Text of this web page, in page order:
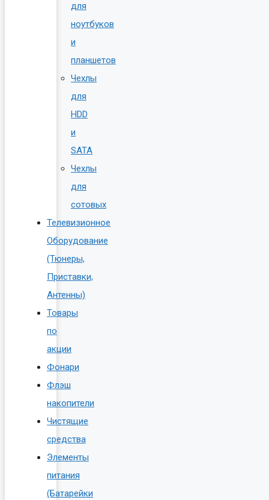
для
ноутбуков
и
планшетов
Чехлы
для
HDD
и
SATA
Чехлы
для
сотовых
Телевизионное
Оборудование
(Тюнеры,
Приставки,
Антенны)
Товары
по
акции
Фонари
Флэш
накопители
Чистящие
средства
Элементы
питания
(Батарейки